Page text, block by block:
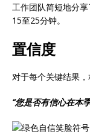
工作团队简短地分
15至25分钟。
置信度
对于每个关键结果
“您是否有信心在本